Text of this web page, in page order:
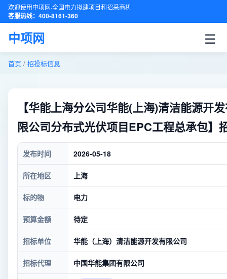
欢迎使用中项网·全国电力拟建项目和招采商机
客服热线：400-8161-360
中项网 ☰
首页 / 招投标信息
【华能上海分公司华能(上海)清洁能源开
限公司分布式光伏项目EPC工程总承包】
发布时间 2026-05-18
所在地区 上海
标的物 电力
预算金额 待定
招标单位 华能（上海）清洁能源开发有限公司
招标代理 中国华能集团有限公司